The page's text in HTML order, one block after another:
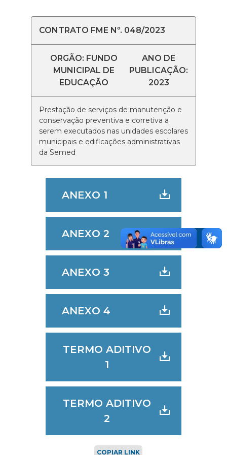
CONTRATO FME Nº. 048/2023
ORGÃO: FUNDO
MUNICIPAL DE
EDUCAÇÃO
ANO DE
PUBLICAÇÃO:
2023
Prestação de serviços de manutenção e
conservação preventiva e corretiva a
serem executados nas unidades escolares
municipais e edificações administrativas
da Semed
ANEXO 1
ANEXO 2
ANEXO 3
ANEXO 4
TERMO ADITIVO
1
TERMO ADITIVO
2
COPIAR LINK